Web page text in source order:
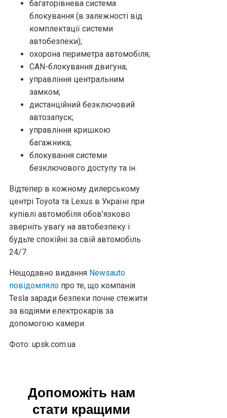
багаторівнева система
блокування (в залежності від
комплектації системи
автобезпеки);
охорона периметра автомобіля;
CAN-блокування двигуна;
управління центральним
замком;
дистанційний безключовий
автозапуск;
управління кришкою
багажника;
блокування системи
безключового доступу та ін.
Відтепер в кожному дилерському
центрі Toyota та Lexus в Україні при
купівлі автомобіля обов’язково
зверніть увагу на автобезпеку і
будьте спокійні за свій автомобіль
24/7.
Нещодавно видання Newsauto
повідомляло про те, що компанія
Tesla заради безпеки почне стежити
за водіями електрокарів за
допомогою камери.
Фото: upsk.com.ua
Допоможіть нам
стати кращими